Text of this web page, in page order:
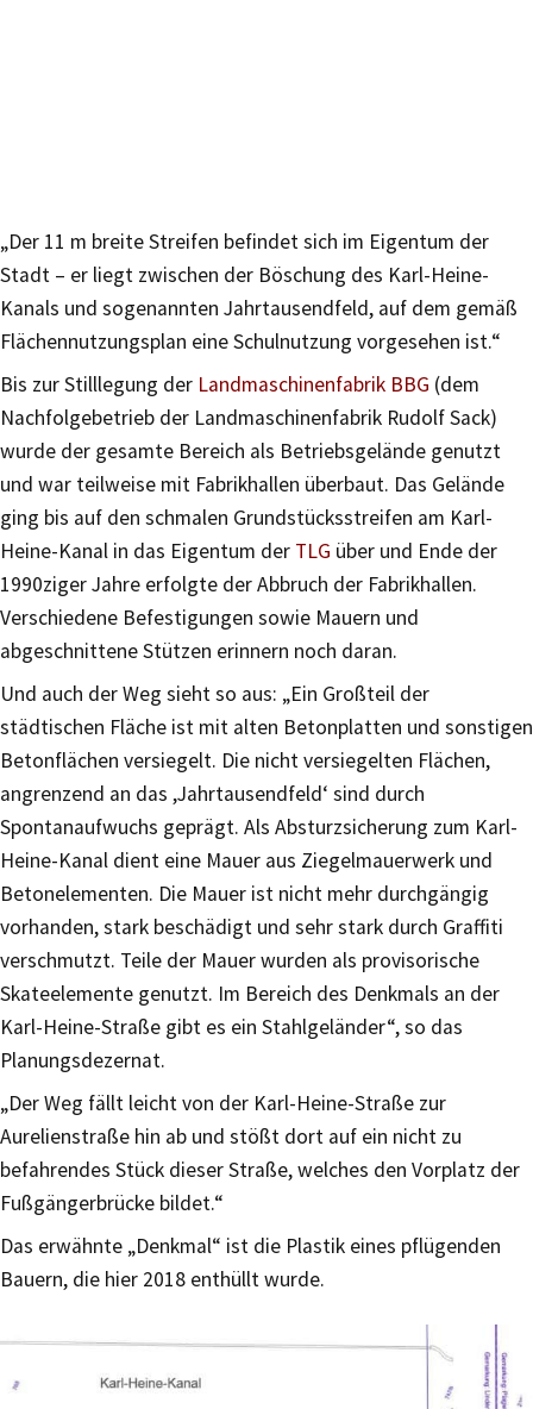
„Der 11 m breite Streifen befindet sich im Eigentum der
Stadt – er liegt zwischen der Böschung des Karl-Heine-
Kanals und sogenannten Jahrtausendfeld, auf dem gemäß
Flächennutzungsplan eine Schulnutzung vorgesehen ist.“
Bis zur Stilllegung der Landmaschinenfabrik BBG (dem
Nachfolgebetrieb der Landmaschinenfabrik Rudolf Sack)
wurde der gesamte Bereich als Betriebsgelände genutzt
und war teilweise mit Fabrikhallen überbaut. Das Gelände
ging bis auf den schmalen Grundstücksstreifen am Karl-
Heine-Kanal in das Eigentum der TLG über und Ende der
1990ziger Jahre erfolgte der Abbruch der Fabrikhallen.
Verschiedene Befestigungen sowie Mauern und
abgeschnittene Stützen erinnern noch daran.
Und auch der Weg sieht so aus: „Ein Großteil der
städtischen Fläche ist mit alten Betonplatten und sonstigen
Betonflächen versiegelt. Die nicht versiegelten Flächen,
angrenzend an das ,Jahrtausendfeld‘ sind durch
Spontanaufwuchs geprägt. Als Absturzsicherung zum Karl-
Heine-Kanal dient eine Mauer aus Ziegelmauerwerk und
Betonelementen. Die Mauer ist nicht mehr durchgängig
vorhanden, stark beschädigt und sehr stark durch Graffiti
verschmutzt. Teile der Mauer wurden als provisorische
Skateelemente genutzt. Im Bereich des Denkmals an der
Karl-Heine-Straße gibt es ein Stahlgeländer“, so das
Planungsdezernat.
„Der Weg fällt leicht von der Karl-Heine-Straße zur
Aurelienstraße hin ab und stößt dort auf ein nicht zu
befahrendes Stück dieser Straße, welches den Vorplatz der
Fußgängerbrücke bildet.“
Das erwähnte „Denkmal“ ist die Plastik eines pflügenden
Bauern, die hier 2018 enthüllt wurde.